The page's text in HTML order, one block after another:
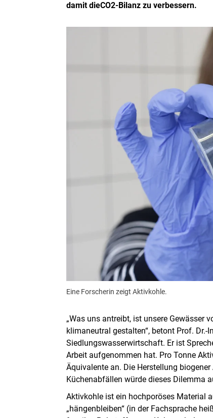
damit dieCO2-Bilanz zu verbessern.
Eine Forscherin zeigt Aktivkohle.
„Was uns antreibt, ist unsere
klimaneutral gestalten“, betont Prof.
Siedlungswasserwirtschaft. Er ist
Arbeit aufgenommen hat. Pro Tonne
Äquivalente an. Die Herstellung
Küchenabfällen würde dieses Dilemma
Aktivkohle ist ein hochporöses Material
„hängenbleiben“ (in der Fachsprache